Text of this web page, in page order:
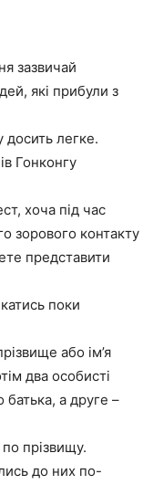
зазвичай
які прибули з
досить легке.
Гонконгу
хоча під час
зорового контакту
представити
поки
або ім’я
два особисті
батька, а друге –
прізвищу.
до них по-